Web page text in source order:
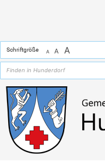
Schriftgröße A A A